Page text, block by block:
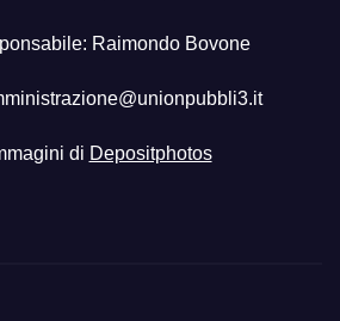
Raimondo Bovone
di Depositphotos